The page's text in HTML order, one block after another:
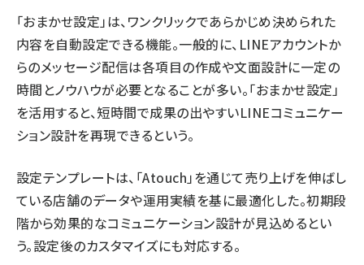
「おまかせ設定」は、ワンクリックであらかじめ決められた
内容を自動設定できる機能。一般的に、LINEアカウントか
らのメッセージ配信は各項目の作成や文面設計に一定の
時間とノウハウが必要となることが多い。「おまかせ設定」
を活用すると、短時間で成果の出やすいLINEコミュニケー
ション設計を再現できるという。
設定テンプレートは、「Atouch」を通じて売り上げを伸ばし
ている店舗のデータや運用実績を基に最適化した。初期段
階から効果的なコミュニケーション設計が見込めるとい
う。設定後のカスタマイズにも対応する。